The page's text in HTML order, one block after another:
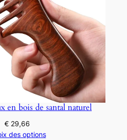
en bois de santal naturel
€ 29,66
des options